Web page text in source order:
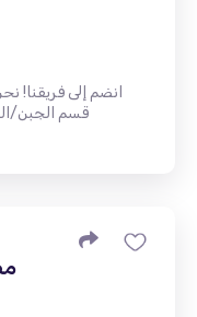
انضم إلى
قسم الجبن/